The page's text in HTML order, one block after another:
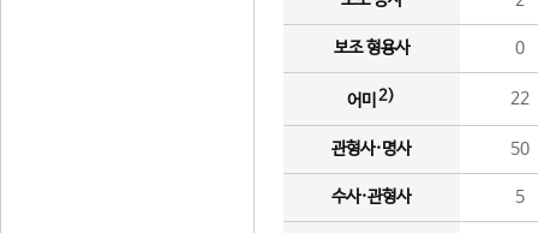
보조 형용사 0
어미 2) 22
관형사·명사 50
수사·관형사 5